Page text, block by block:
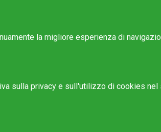
la migliore esperienza di
sulla privacy e sull'utilizzo di cookies nel